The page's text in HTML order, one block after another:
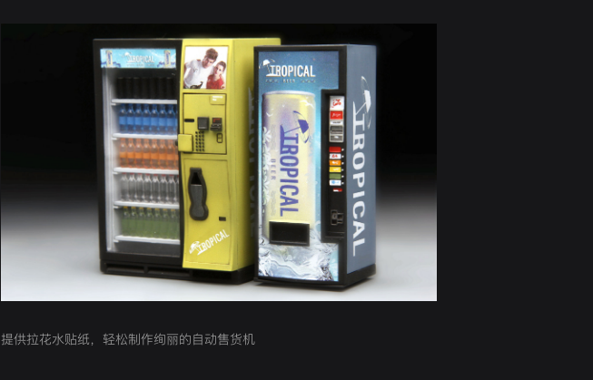
提供拉花水贴纸，轻松制作绚丽的自动售货机